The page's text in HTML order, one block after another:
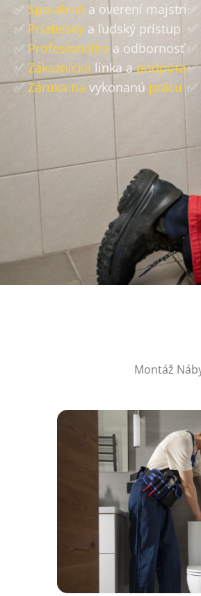
✅ Spoľahliví a overení majstri
✅ Priateľský a ľudský prístup
✅ Profesionalita a odbornosť
✅ Zákaznícka linka apodpora
✅Záruka na vykonanú prácu
✅
✅
✅
Montáž